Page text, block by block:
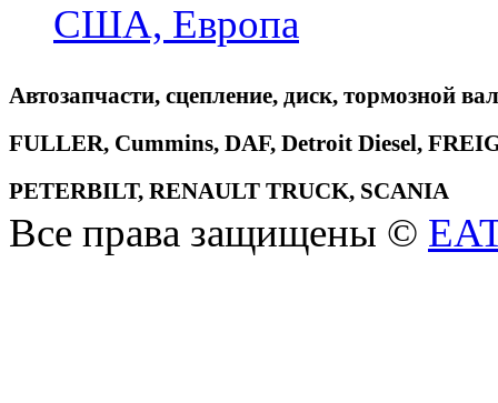
США, Европа
Автозапчасти, сцепление, диск, тормозной
FULLER, Cummins, DAF, Detroit Diesel,
PETERBILT, RENAULT TRUCK, SCANIA
Все права защищены ©